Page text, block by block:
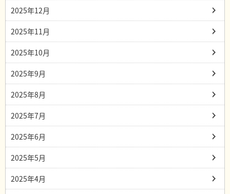
2025年12月
2025年11月
2025年10月
2025年9月
2025年8月
2025年7月
2025年6月
2025年5月
2025年4月